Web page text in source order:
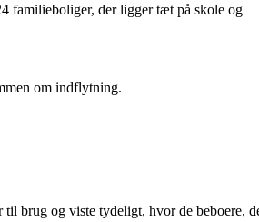
familieboliger, der ligger tæt på skole og
om indflytning.
brug og viste tydeligt, hvor de beboere,